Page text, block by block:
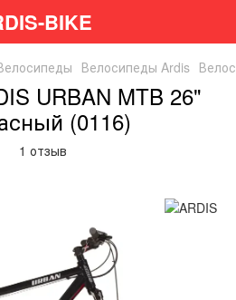
BIKE
Велосипеды Ardis
URBAN MTB 26"
(0116)
1 отзыв